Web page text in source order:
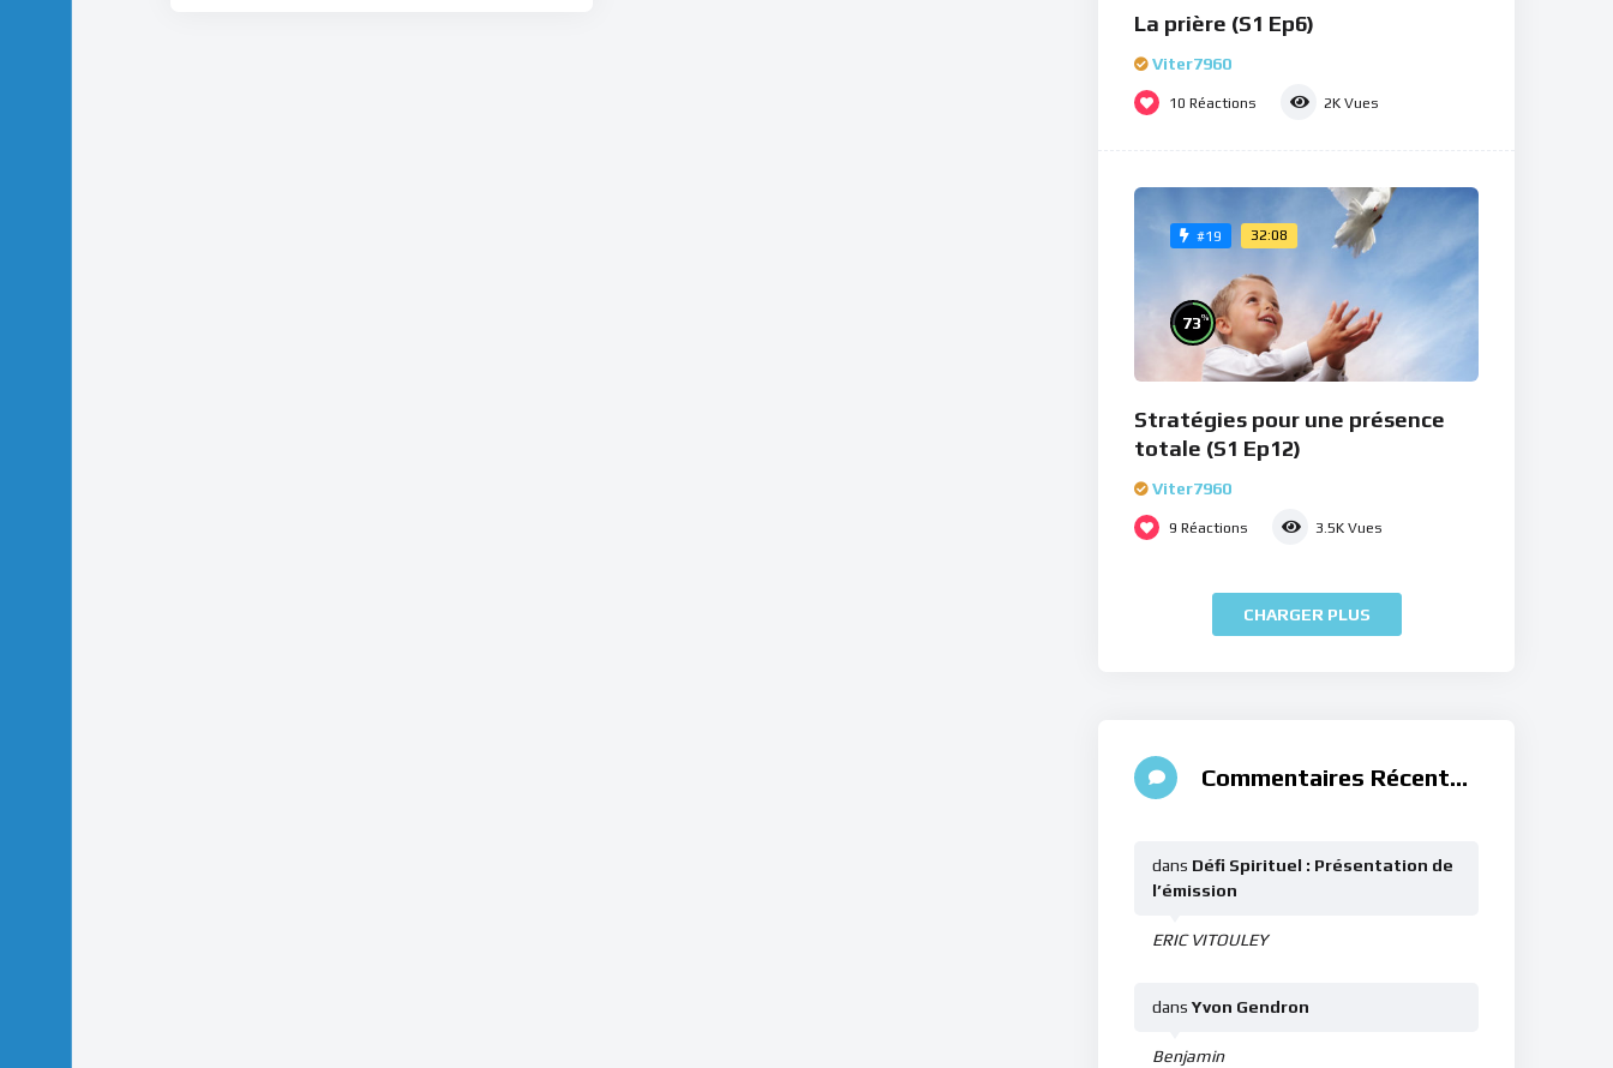
La prière (S1 Ep6)
Viter7960
10 Réactions 2K Vues
#19 32:08
73%
Stratégies pour une présence
totale (S1 Ep12)
Viter7960
9 Réactions 3.5K Vues
CHARGER PLUS
Commentaires Récents
ERIC VITOULEY
dans Défi Spirituel : Présentation de
l’émission
Benjamin
dansYvon Gendron